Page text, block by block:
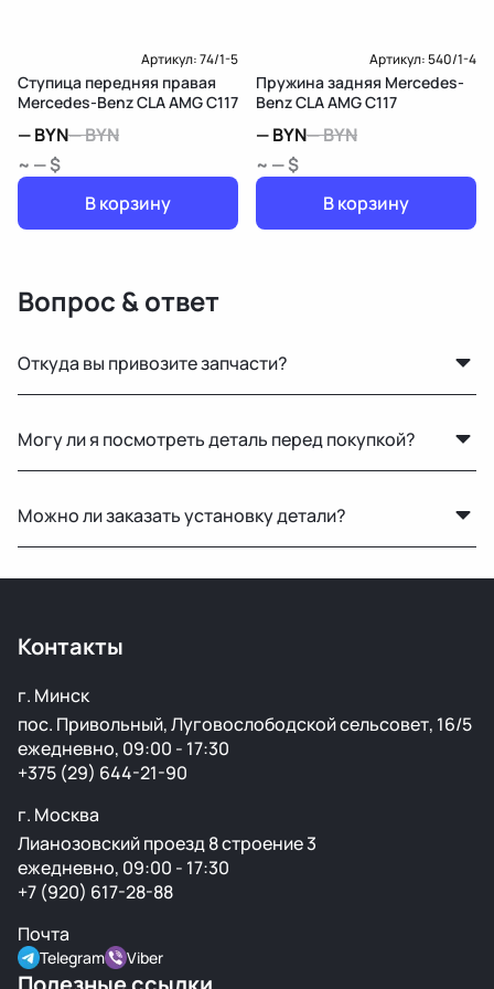
Артикул:74/1-5
Ступица передняя правая
Mercedes-Benz CLA AMG C117
—BYN—BYN
~ — $
В корзину
Артикул:540/1-4
Пружина задняя Mercedes-
Benz CLA AMG C117
—BYN—BYN
~ — $
В корзину
Вопрос & ответ
Откуда вы привозите запчасти?
проверенных аукционах в Европе, США и арабских
странах. Все детали проходят визуальный осмотр и
Могу ли я посмотреть деталь перед покупкой?
осмотреть деталь лично или запросить фото и
видеообзор.
Можно ли заказать установку детали?
Контакты
г. Минск
пос. Привольный, Луговослободской сельсовет, 16/5
ежедневно, 09:00 - 17:30
+375 (29) 644-21-90
г. Москва
Лианозовский проезд 8 строение 3
ежедневно, 09:00 - 17:30
+7 (920) 617-28-88
Почта
Telegram Viber